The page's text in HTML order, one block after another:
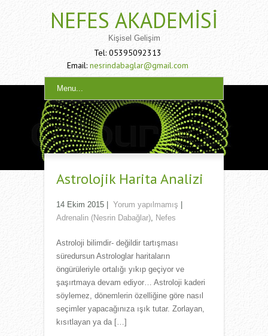
NEFES AKADEMISI
Kişisel Gelişim
Tel: 05395092313
Email: nesrindabaglar@gmail.com
Menu...
Astrolojik Harita Analizi
14 Ekim 2015 Yorum yapılmamış
Adrenalin (Nesrin Dabağlar), Nefes
Astroloji bilimdir- değildir tartışması
süredursun Astrologlar haritaların
öngürüleriyle ortalığı yıkıp geçiyor ve
şaşırtmaya devam ediyor… Astroloji kaderi
söylemez, dönemlerin özelliğine göre nasıl
seçimler yapacağınıza ışık tutar. Zorlayan,
kısıtlayan ya da […]